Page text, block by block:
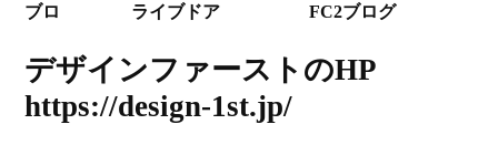
ブロ
ライブドア FC2ブログ
デザインファーストのHP
https://design-1st.jp/